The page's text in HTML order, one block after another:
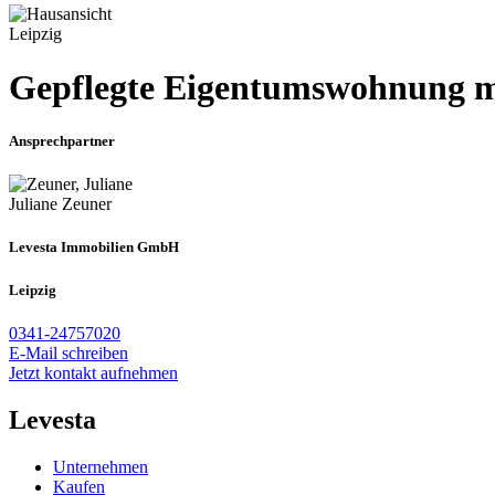
Leipzig
Gepflegte Eigentumswohnung
Ansprechpartner
Juliane Zeuner
Levesta Immobilien GmbH
Leipzig
0341-24757020
E-Mail schreiben
Jetzt kontakt aufnehmen
Levesta
Unternehmen
Kaufen